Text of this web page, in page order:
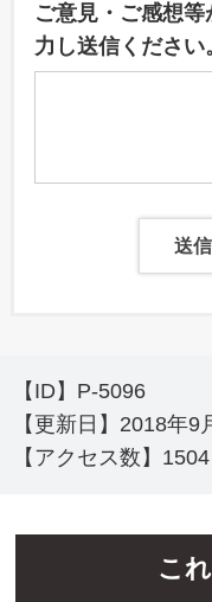
ご意見・ご感想
力し送信ください
【ID】 P-5096
【更新日】 2018年9
【アクセス数】 1504
こ